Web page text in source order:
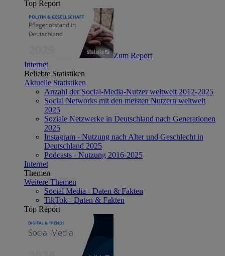
Top Report
Zum Report
Internet
Beliebte Statistiken
Aktuelle Statistiken
Anzahl der Social-Media-Nutzer weltweit 2012-2025
Social Networks mit den meisten Nutzern weltweit
2025
Soziale Netzwerke in Deutschland nach Generationen
2025
Instagram - Nutzung nach Alter und Geschlecht in
Deutschland 2025
Podcasts - Nutzung 2016-2025
Internet
Themen
Weitere Themen
Social Media - Daten & Fakten
TikTok - Daten & Fakten
Top Report